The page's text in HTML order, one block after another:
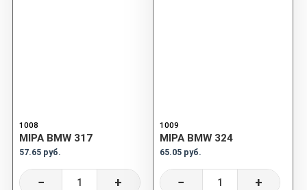
1008
MIPA BMW 317
57.65 руб.
− +
1009
MIPA BMW 324
65.05 руб.
− +